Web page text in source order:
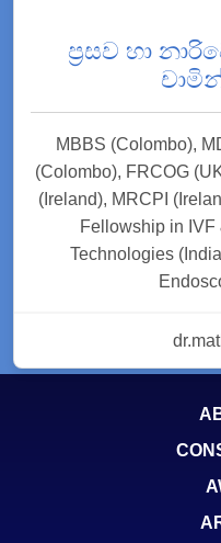
ප්‍රසව හා
MBBS (Colombo),
(Colombo), FRCOG
(Ireland), MRCPI
Fellowship in
Technologies